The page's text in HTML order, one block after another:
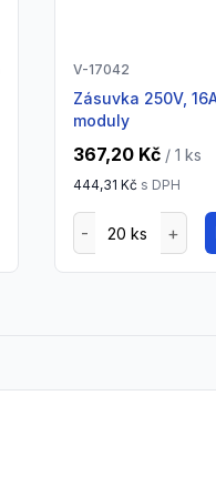
V-17042
Zásuvka 250V, 16A, 2 redukované
moduly
367,20 Kč / 1 ks
444,31 Kč s DPH